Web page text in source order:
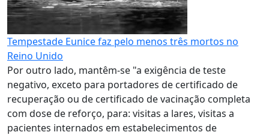
Tempestade Eunice faz pelo menos três mortos no
Reino Unido
Por outro lado, mantêm-se "a exigência de teste
negativo, exceto para portadores de certificado de
recuperação ou de certificado de vacinação completa
com dose de reforço, para: visitas a lares, visitas a
pacientes internados em estabelecimentos de